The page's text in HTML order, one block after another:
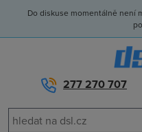
Do diskuse momentálně není
277 270 707